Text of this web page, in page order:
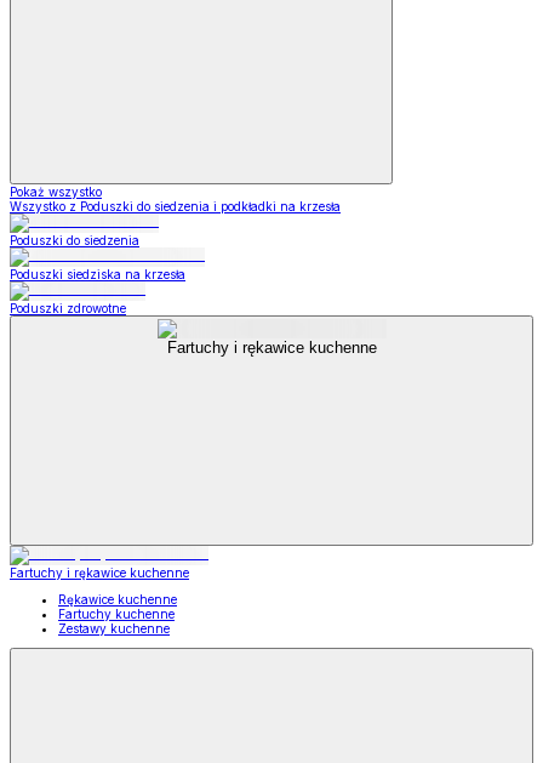
Pokaż wszystko
Wszystko z Poduszki do siedzenia i podkładki na krzesła
Poduszki do siedzenia
Poduszki siedziska na krzesła
Poduszki zdrowotne
Fartuchy i rękawice kuchenne
Fartuchy i rękawice kuchenne
Rękawice kuchenne
Fartuchy kuchenne
Zestawy kuchenne